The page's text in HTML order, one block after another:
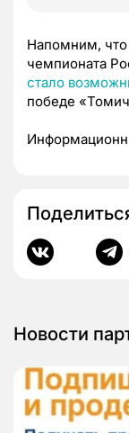
Напомним, что
чемпионата
стало
победе
Новости